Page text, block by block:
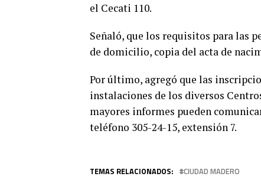
el Cecati 110.
Señaló, que los requisitos para las
de domicilio, copia del acta de
Por último, agregó que las
instalaciones de los diversos
mayores informes pueden
teléfono 305-24-15, extensión 7.
TEMAS RELACIONADOS: CIUDAD MADERO